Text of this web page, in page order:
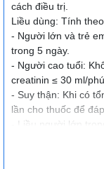
cách điều trị.
Liều dùng: Tính
- Người lớn và trẻ
trong 5 ngày.
- Người cao tuổi:
creatinin ≤ 30 ml/
- Suy thận: Khi có
lần cho thuốc để
- Liều người lớn